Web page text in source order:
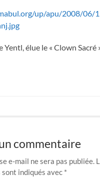
up/apu/2008/06/
Yentl, élue le « Clown Sacré
commentaire
e-mail ne sera pas publiée.
indiqués avec *